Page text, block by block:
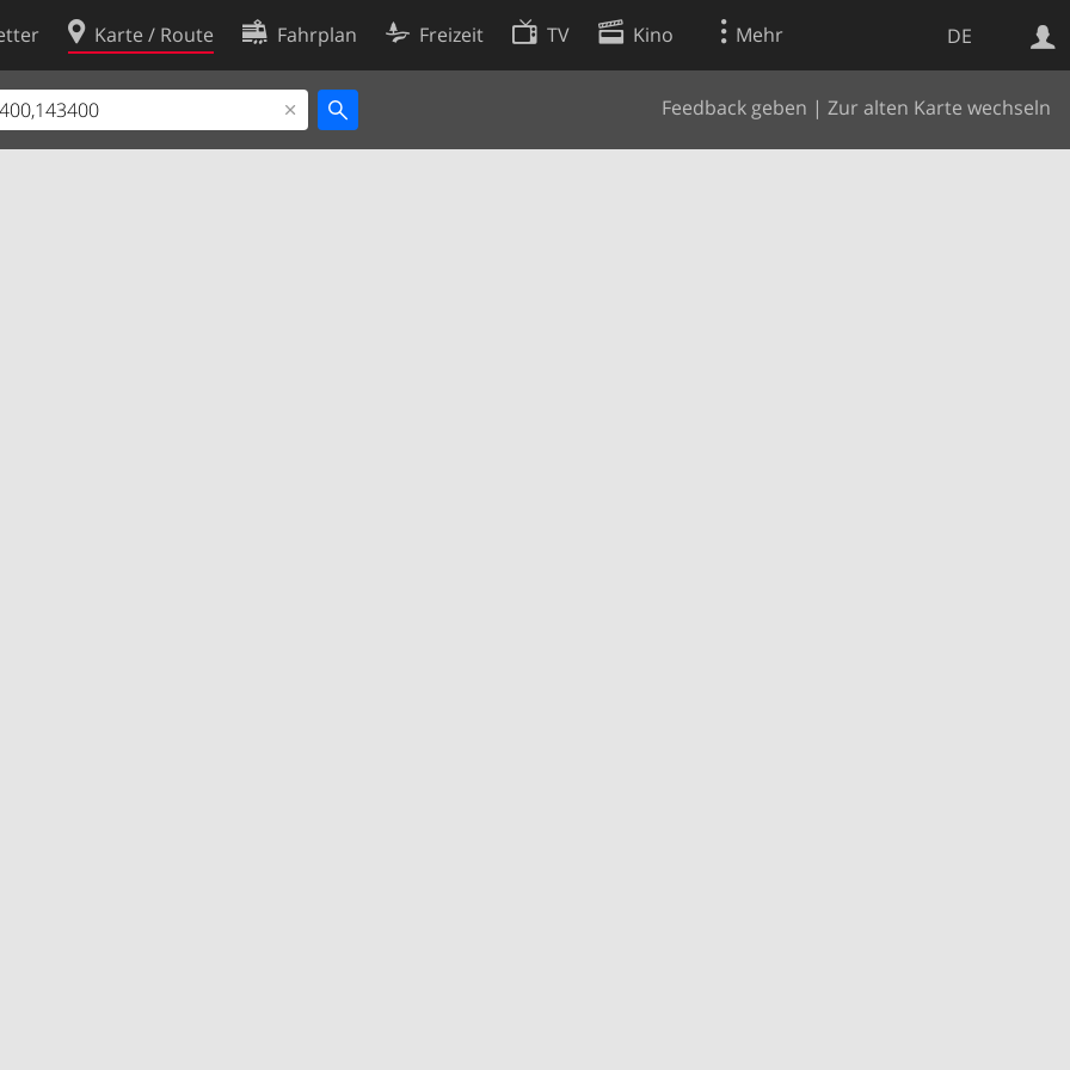
DE
Karte / Route Fahrplan Freizeit TV Kino Mehr
Feedback geben | Zur alten Karte wechseln
Websuche
Cookie-Richtlinie
Cookie-Einstellungen